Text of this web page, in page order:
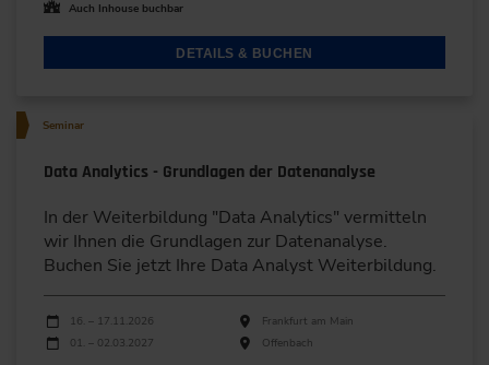
Auch Inhouse buchbar
DETAILS & BUCHEN
Seminar
Data Analytics - Grundlagen der Datenanalyse
In der Weiterbildung "Data Analytics" vermitteln
wir Ihnen die Grundlagen zur Datenanalyse.
Buchen Sie jetzt Ihre Data Analyst Weiterbildung.
Durchführungen
Veranstaltungsdatum Veranstaltungsort
16. – 17.11.2026
Frankfurt am Main
01. – 02.03.2027
Offenbach